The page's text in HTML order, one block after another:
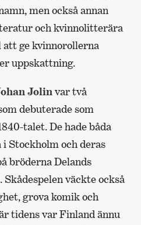
men också annan
och kvinnolitterära
ge kvinnorollerna
uppskattning.
Jolinvar två
debuterade som
talet. De hade båda
Stockholm och deras
bröderna Delands
väckte också
grova komik och
tidens var Finland ännu